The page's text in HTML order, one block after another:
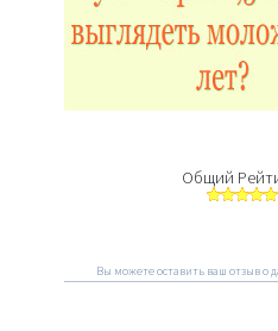
Общий
Вы можете оставить ваш отзыв о